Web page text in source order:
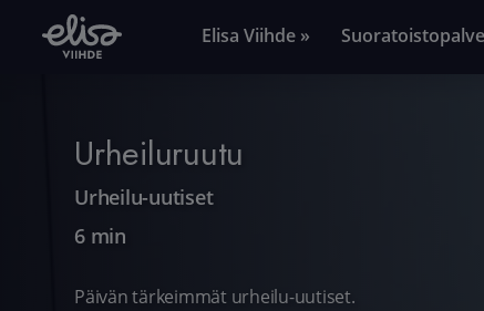
Elisa Viihde »
Urheiluruutu
Urheilu-uutiset
6 min
Päivän tärkeimmät urheilu-uutiset.